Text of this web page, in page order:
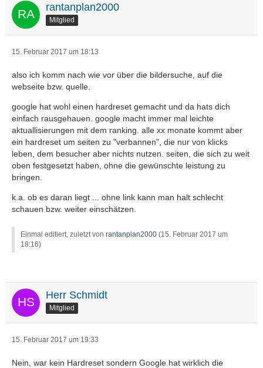
rantanplan2000
Mitglied
15. Februar 2017 um 18:13
also ich komm nach wie vor über die bildersuche, auf die
webseite bzw. quelle.
google hat wohl einen hardreset gemacht und da hats dich
einfach rausgehauen. google macht immer mal leichte
aktuallisierungen mit dem ranking. alle xx monate kommt aber
ein hardreset um seiten zu "verbannen", die nur von klicks
leben, dem besucher aber nichts nutzen. seiten, die sich zu weit
oben festgesetzt haben, ohne die gewünschte leistung zu
bringen.
k.a. ob es daran liegt ... ohne link kann man halt schlecht
schauen bzw. weiter einschätzen.
Einmal editiert, zuletzt von rantanplan2000 (15. Februar 2017 um
18:16)
Herr Schmidt
Mitglied
15. Februar 2017 um 19:33
Nein, war kein Hardreset sondern Google hat wirklich die